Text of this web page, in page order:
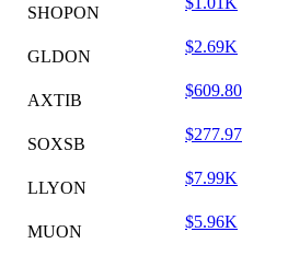
SHOPON
GLDON
$2.69K
AXTIB
$609.80
SOXSB
$277.97
LLYON
$7.99K
MUON
$5.96K